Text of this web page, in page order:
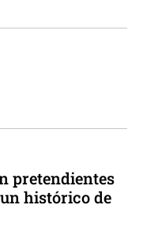
pretendientes
histórico de